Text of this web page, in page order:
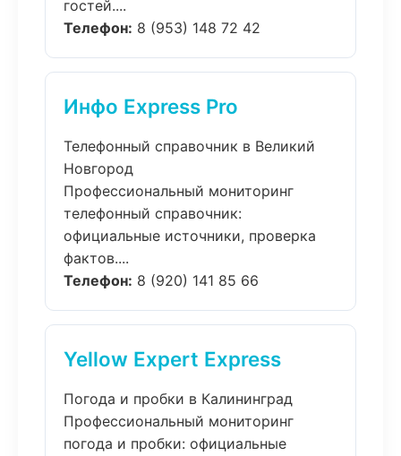
гостей....
Телефон: 8 (953) 148 72 42
Инфо Express Pro
Телефонный справочник в Великий
Новгород
Профессиональный мониторинг
телефонный справочник:
официальные источники, проверка
фактов....
Телефон: 8 (920) 141 85 66
Yellow Expert Express
Погода и пробки в Калининград
Профессиональный мониторинг
погода и пробки: официальные